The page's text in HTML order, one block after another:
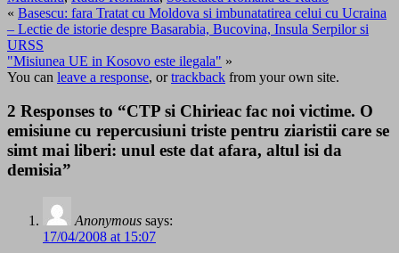
« Basescu: fara Tratat cu Moldova si imbunatatirea celui cu Ucraina
– Lectie de istorie despre Basarabia, Bucovina, Insula Serpilor si
URSS
"Misiunea UE in Kosovo este ilegala" »
You can leave a response, ortrackback from your own site.
2 Responses to “CTP si Chirieac fac noi victime. O
emisiune cu repercusiuni triste pentru ziaristii care se
simt mai liberi: unul este dat afara, altul isi da
demisia”
Anonymous says:
17/04/2008 at 15:07